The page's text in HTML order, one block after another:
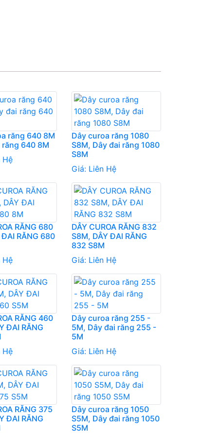
răng 640 8M
răng 640 8M
Hệ
Dây curoa răng 1080
S8M, Dây đai răng 1080
S8M
Giá: Liên Hệ
RĂNG 680
RĂNG 680
Hệ
DÂY CUROA RĂNG 832
S8M, DÂY ĐAI RĂNG
832 S8M
Giá: Liên Hệ
RĂNG 460
ĐAI RĂNG
Hệ
Dây curoa răng 255 -
5M, Dây đai răng 255 -
5M
Giá: Liên Hệ
RĂNG 375
ĐAI RĂNG
Dây curoa răng 1050
S5M, Dây đai răng 1050
S5M